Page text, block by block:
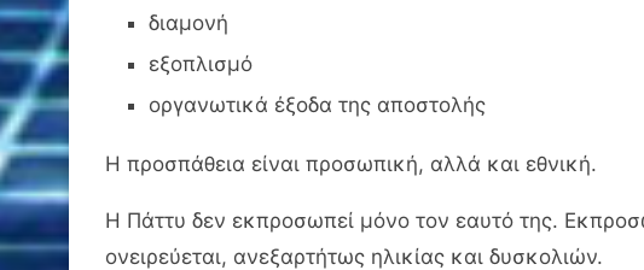
διαμονή
εξοπλισμό
οργανωτικά έξοδα της αποστολής
Η προσπάθεια είναι προσωπική, αλλά και εθνική.
Η Πάττυ δεν εκπροσωπεί μόνο τον εαυτό της.
ονειρεύεται, ανεξαρτήτως ηλικίας και δυσκολιών.